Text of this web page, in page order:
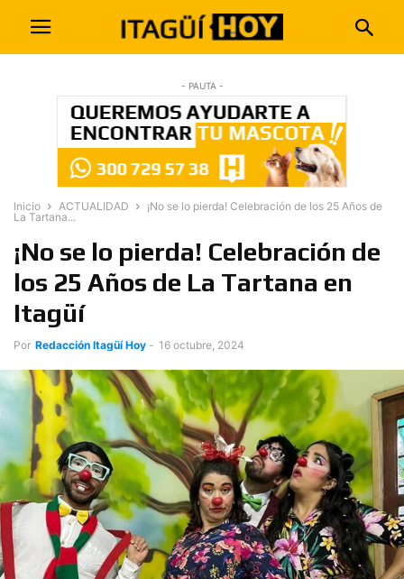
- PAUTA -
Inicio ACTUALIDAD
¡No se lo pierda! Celebración de los 25 Años de
La Tartana...
¡No se lo pierda! Celebración de
los 25 Años de La Tartana en
Itagüí
Por Redacción Itagüí Hoy - 16 octubre, 2024